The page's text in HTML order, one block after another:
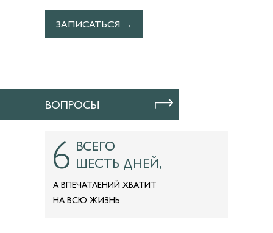
ЗАПИСАТЬСЯ →
А ВПЕЧАТЛЕНИЙ ХВАТИТ
НА ВСЮ ЖИЗНЬ
6 ВСЕГО
ШЕСТЬ ДНЕЙ,
ВОПРОСЫ